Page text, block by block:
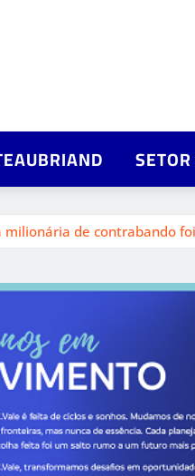
milionária de contrabando